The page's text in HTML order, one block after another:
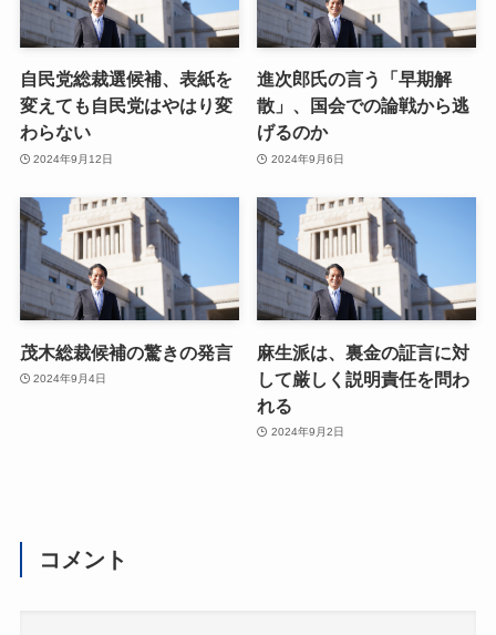
自民党総裁選候補、表紙を
変えても自民党はやはり変
わらない
2024年9月12日
進次郎氏の言う「早期解
散」、国会での論戦から逃
げるのか
2024年9月6日
茂木総裁候補の驚きの発言
2024年9月4日
麻生派は、裏金の証言に対
して厳しく説明責任を問わ
れる
2024年9月2日
コメント